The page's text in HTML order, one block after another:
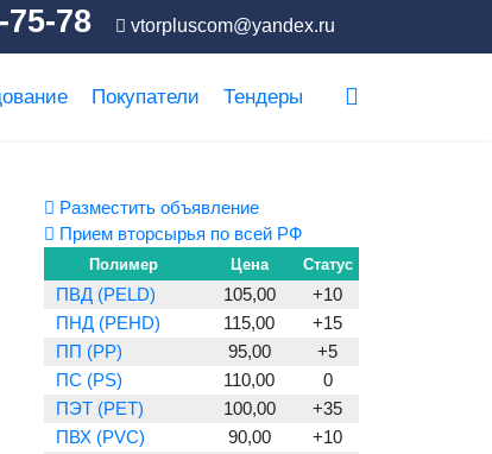
75-78 vtorpluscom@yandex.ru
Покупатели Тендеры
Разместить объявление
Прием вторсырья по всей РФ
Полимер Цена Статус
ПВД (PELD) 105,00
+10
ПНД (PEHD)
115,00
+15
ПП (PP)
95,00
+5
ПС (PS)
110,00
0
ПЭТ (PET)
100,00
+35
ПВХ (PVC)
90,00
+10